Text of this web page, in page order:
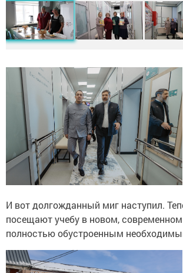
И вот долгожданный миг наступил.
посещают учебу в новом,
полностью обустроенным